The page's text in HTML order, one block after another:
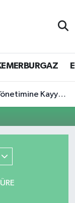
Kayyum Atandı